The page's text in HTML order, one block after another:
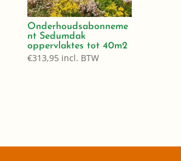
Onderhoudsabonneme
nt Sedumdak
oppervlaktes tot 40m2
€313,95 incl. BTW